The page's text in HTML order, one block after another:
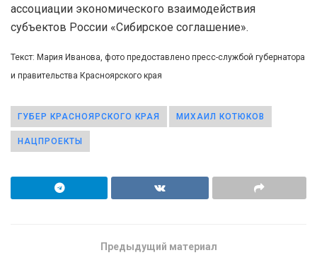
ассоциации экономического взаимодействия
субъектов России «Сибирское соглашение».
Текст: Мария Иванова, фото предоставлено пресс-службой губернатора
и правительства Красноярского края
ГУБЕР КРАСНОЯРСКОГО КРАЯ МИХАИЛ КОТЮКОВ
НАЦПРОЕКТЫ
Предыдущий материал